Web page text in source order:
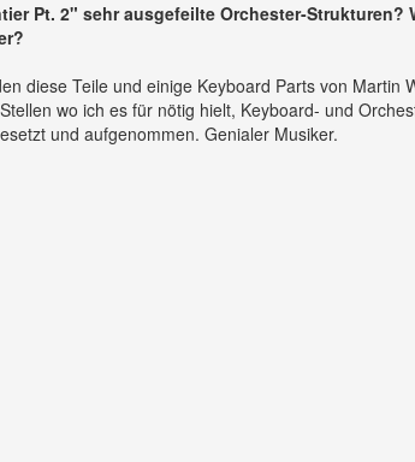
Pt. 2" sehr ausgefeilte Orchester-Strukturen?
diese Teile und einige Keyboard Parts von Martin
wo ich es für nötig hielt, Keyboard- und
und aufgenommen. Genialer Musiker.